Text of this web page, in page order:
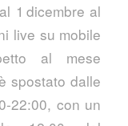
1 dicembre al
live su mobile
al mese
spostato dalle
con un